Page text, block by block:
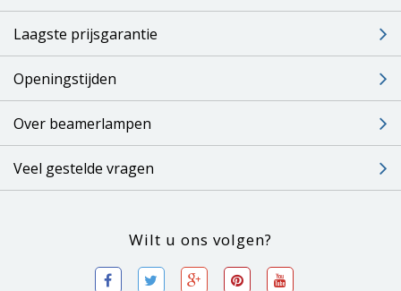
Laagste prijsgarantie
Openingstijden
Over beamerlampen
Veel gestelde vragen
Wilt u ons volgen?